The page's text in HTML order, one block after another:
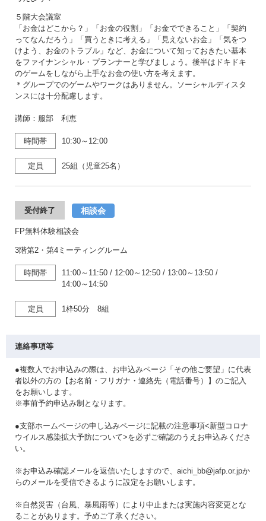
５階大会議室
「お金はどこから？」「お金の役割」「お金でできること」「契約
ってなんだろう」「買うときに考える」「見えないお金」「気をつ
けよう、お金のトラブル」など、お金について知っておきたい基本
をファイナンシャル・プランナーと学びましょう。後半はドキドキ
のゲームをしながら上手なお金の使い方を考えます。
＊グループでのゲームやワークはありません。ソーシャルディスタ
ンスには十分配慮します。
講師：服部 利恵
時間帯 10:30～12:00
定員 25組（児童25名）
受付終了 相談会
FP無料体験相談会
3階第2・第4ミーティングルーム
時間帯 11:00～11:50 / 12:00～12:50 / 13:00～13:50 /
14:00～14:50
定員 1枠50分 8組
連絡事項等
●複数人でお申込みの際は、お申込みページ「その他ご要望」に代表
者以外の方の【お名前・フリガナ・連絡先（電話番号）】のご記入
をお願いします。
※事前予約申込み制となります。
●支部ホームページの申し込みページに記載の注意事項<新型コロナ
ウイルス感染拡大予防について>を必ずご確認のうえお申込みくださ
い。
※お申込み確認メールを返信いたしますので、aichi_bb@jafp.or.jpか
らのメールを受信できるように設定をお願いします。
※自然災害（台風、暴風雨等）により中止または実施内容変更とな
ることがあります。予めご了承ください。